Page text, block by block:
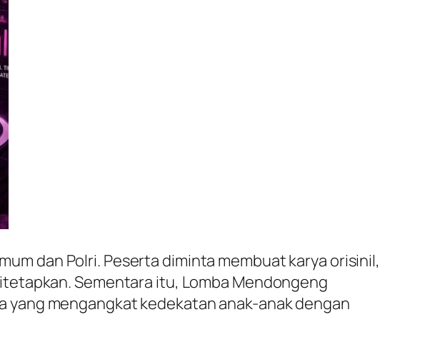
dan Polri. Peserta diminta membuat karya orisinil,
Sementara itu, Lomba Mendongeng
mengangkat kedekatan anak-anak dengan